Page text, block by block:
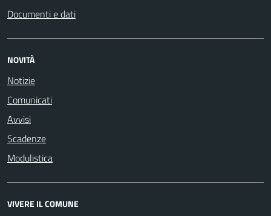
Documenti e dati
NOVITÀ
Notizie
Comunicati
Avvisi
Scadenze
Modulistica
VIVERE IL COMUNE